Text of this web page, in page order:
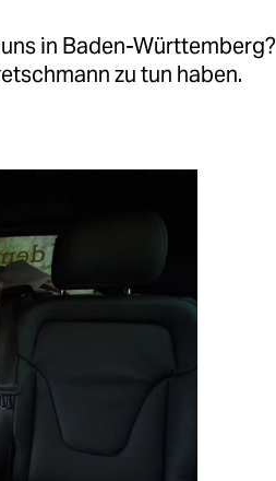
in Baden-
zu tun haben.